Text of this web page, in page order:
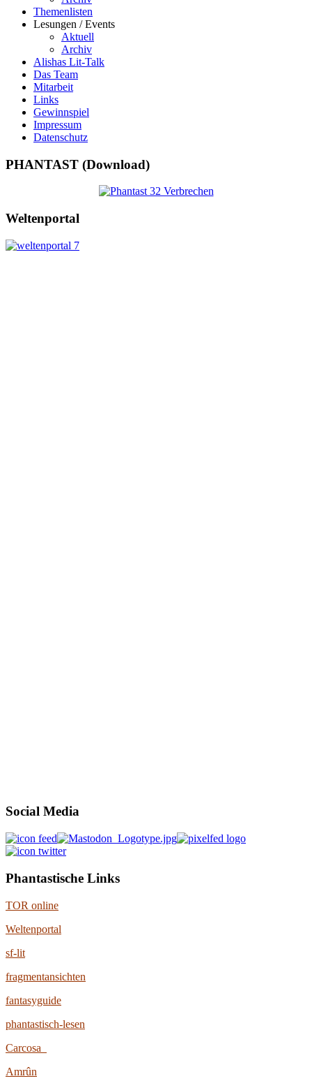
Themenlisten
Lesungen / Events
Aktuell
Archiv
Alishas Lit-Talk
Das Team
Mitarbeit
Links
Gewinnspiel
Impressum
Datenschutz
PHANTAST (Download)
Weltenportal
Social Media
Phantastische Links
TOR online
Weltenportal
sf-lit
fragmentansichten
fantasyguide
phantastisch-lesen
Carcosa
Amrûn